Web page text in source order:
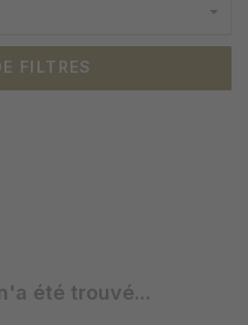
FILTRES
été trouvé...